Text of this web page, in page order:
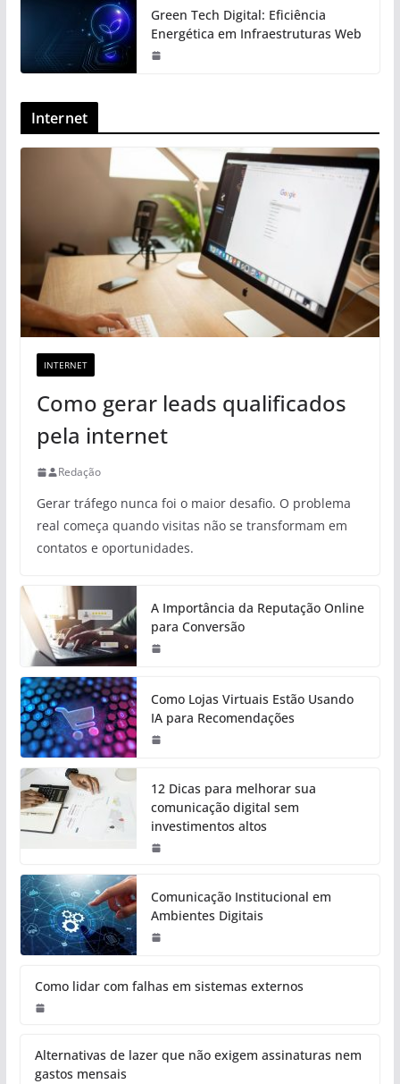
Green Tech Digital: Eficiência
Energética em Infraestruturas Web
Internet
INTERNET
Como gerar leads qualificados
pela internet
Redação
Gerar tráfego nunca foi o maior desafio. O problema
real começa quando visitas não se transformam em
contatos e oportunidades.
A Importância da Reputação Online
para Conversão
Como Lojas Virtuais Estão Usando
IA para Recomendações
12 Dicas para melhorar sua
comunicação digital sem
investimentos altos
Comunicação Institucional em
Ambientes Digitais
Como lidar com falhas em sistemas externos
Alternativas de lazer que não exigem assinaturas nem
gastos mensais